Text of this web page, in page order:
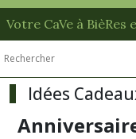
Idées
Cadres
et
Postales